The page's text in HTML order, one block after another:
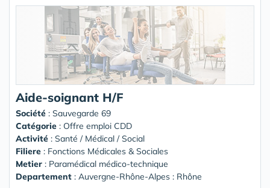
Aide-soignant H/F
Société : Sauvegarde 69
Catégorie : Offre emploi CDD
Activité : Santé / Médical / Social
Filiere : Fonctions Médicales & Sociales
Metier : Paramédical médico-technique
Departement : Auvergne-Rhône-Alpes : Rhône